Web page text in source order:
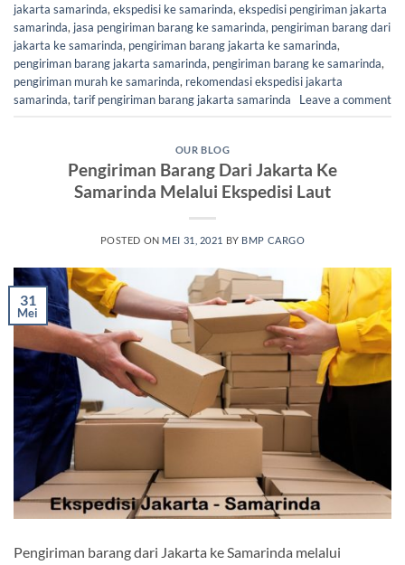
jakarta samarinda, ekspedisi ke samarinda, ekspedisi pengiriman jakarta
samarinda, jasa pengiriman barang ke samarinda, pengiriman barang dari
jakarta ke samarinda, pengiriman barang jakarta ke samarinda,
pengiriman barang jakarta samarinda, pengiriman barang ke samarinda,
pengiriman murah ke samarinda, rekomendasi ekspedisi jakarta
samarinda, tarif pengiriman barang jakarta samarinda Leave a comment
OUR BLOG
Pengiriman Barang Dari Jakarta Ke
Samarinda Melalui Ekspedisi Laut
POSTED ON MEI 31, 2021 BY BMP CARGO
31
Mei
Pengiriman barang dari Jakarta ke Samarinda melalui